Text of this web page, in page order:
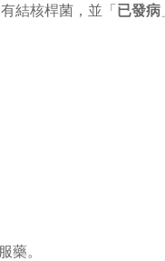
結核桿菌，並「已發病
藥。